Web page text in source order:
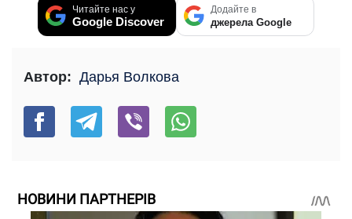
Читайте нас у
Google Discover
Додайте в
джерела Google
Автор: Дарья Волкова
НОВИНИ ПАРТНЕРІВ